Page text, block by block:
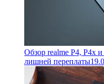
Обзор realme P4, P4x
лишней переплаты